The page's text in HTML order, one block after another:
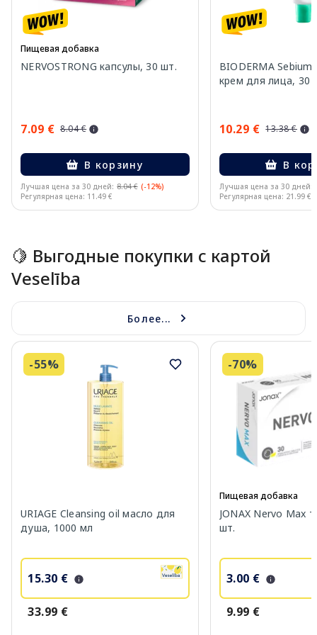
Пищевая добавка
NERVOSTRONG капсулы, 30 шт.
7.09 € 8.04 €
В корзину
Лучшая цена за 30 дней: 8.04 € (-12%)
Регулярная цена: 11.49 €
BIODERMA
крем для лица, 30
10.29 € 13.38 €
В
Лучшая цена за 30 дней:
Регулярная цена: 21.99 €
🍋 Выгодные покупки с картой
Veselība
Более...
-55%
URIAGE Cleansing oil масло для
душа, 1000 мл
15.30 €
33.99 €
-70%
Пищевая добавка
JONAX Nervo Max
шт.
3.00 €
9.99 €